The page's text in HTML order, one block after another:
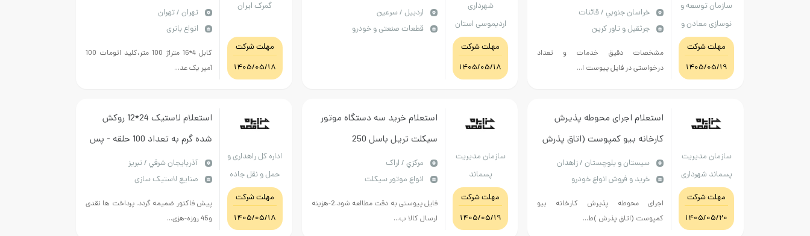
سازمان توسعه و
نوسازی معادن و
صنایع معدنی
مهلت شرکت
1405/05/19
خراسان جنوبي / قائنات
جرثقیل و تاور کرین
مشخصات دقیق خدمات و تعداد
درخواستی در فایل پیوست ا...
شهرداری
اردیموسی استان
اردبیل
مهلت شرکت
1405/05/18
در برگ پیشنهاد
اردبيل / سرعین
قطعات صنعتی و خودرو
گمرک ایران
مهلت شرکت
1405/05/18
تعداد 12 عدد،نوار چسب 5 حلقه
تهران / تهران
انواع باتری
کابل 4*16 متراژ 100 متر،کلید اتومات 100
آمپر یک عد...
سازمان مدیریت
پسماند شهرداری
زاهدان
مهلت شرکت
1405/05/20
استعلام اجرای محوطه پذیرش
کارخانه بیو کمپوست (اتاق پذرش
)طبق فایل پیوست
سيستان و بلوچستان / زاهدان
خرید و فروش انواع خودرو
اجرای محوطه پذیرش کارخانه بیو
کمپوست (اتاق پذرش )ط...
سازمان مدیریت
پسماند
مهلت شرکت
1405/05/19
استعلام خرید سه دستگاه موتور
سیکلت تریل باسل 250
مركزي / اراک
انواع موتور سیکلت
فایل پیوستی به دقت مطالعه شود.2-هزینه
ارسال کالا ب...
اداره کل راهداری و
حمل و نقل جاده
ای استان
مهلت شرکت
1405/05/18
استعلام لاستیک 24*12 روکش
شده گرم به تعداد 100 حلقه - پس
رو گل ونگارد
آذربايجان شرقي / تبریز
صنایع لاستیک سازی
پیش فاکتور ضمیمه گردد. پرداخت ها نقدی
و45 روزه-هزی...